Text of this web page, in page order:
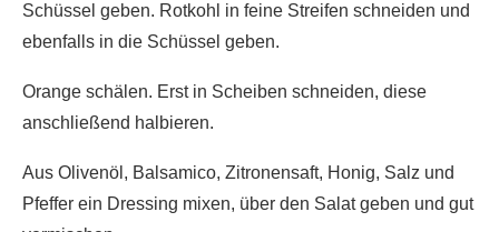
Schüssel geben. Rotkohl in feine Streifen schneiden und
ebenfalls in die Schüssel geben.
Orange schälen. Erst in Scheiben schneiden, diese
anschließend halbieren.
Aus Olivenöl, Balsamico, Zitronensaft, Honig, Salz und
Pfeffer ein Dressing mixen, über den Salat geben und gut